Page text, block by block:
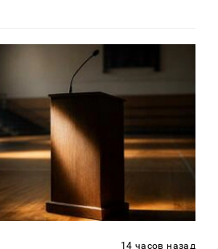
14 часов назад